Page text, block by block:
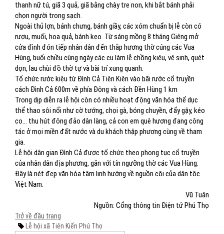
thanh nữ tú, giã 3 quả, giã bằng chày tre non, khi bắt bánh phải
chọn người trong sạch.
Ngoài thủ lợn, bánh chưng, bánh giầy, các xóm chuẩn bị lễ còn có
rượu, muối, hoa quả, bánh kẹo. Từ sáng mồng 8 tháng Giêng mở
cửa đình đón tiếp nhân dân đến thắp hương thờ cúng các Vua
Hùng, buổi chiều cùng ngày các cụ làm lễ chồng kiệu, vệ sinh, quét
dọn, lau chùi đồ thờ tự và bài trí xung quanh.
Tổ chức rước kiệu từ Đình Cả Tiên Kiên vào bãi rước cổ truyền
cách Đình Cả 600m về phía Đông và cách Đền Hùng 1 km
Trong dịp diễn ra lễ hội còn có nhiều hoạt động văn hóa thể dục
thể thao sôi nổi như cờ tướng, chọi gà, bóng chuyền, đẩy gậy, kéo
co… thu hút đông đảo dân làng, cả con em quê hương đang công
tác ở mọi miền đất nước và du khách thập phương cùng về tham
gia.
Lễ hội dân gian Đình Cả được tổ chức theo phong tục cổ truyền
của nhân dân địa phương, gắn với tín ngưỡng thờ các Vua Hùng.
Đây là nét đẹp văn hóa tâm linh hướng về nguồn cội của dân tộc
Việt Nam.
Vũ Tuân
Nguồn: Cổng thông tin Điện tử Phú Thọ
Trở về đầu trang
Lễ hội xã Tiên Kiến Phú Thọ